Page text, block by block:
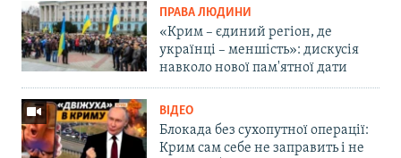
ПРАВА ЛЮДИНИ
«Крим – єдиний регіон, де
українці – меншість»: дискусія
навколо нової пам'ятної дати
ВІДЕО
Блокада без сухопутної операції:
Крим сам себе не заправить і не